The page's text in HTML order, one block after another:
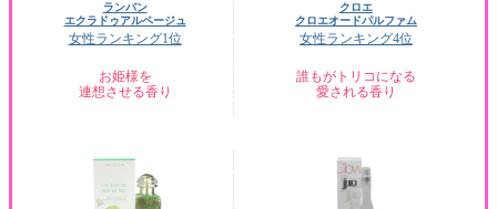
ランバン
エクラドゥアルページュ
女性ランキング1位
お姫様を
連想させる香り
クロエ
クロエオードパルファム
女性ランキング4位
誰もがトリコになる
愛される香り